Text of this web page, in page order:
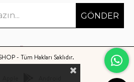
GÖNDER
- Tüm Hakları Saklıdır.